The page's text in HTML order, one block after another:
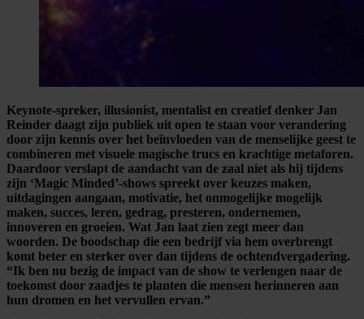
Keynote-spreker, illusionist, mentalist en creatief denker Jan
Reinder daagt zijn publiek uit open te staan voor verandering
door zijn kennis over het beïnvloeden van de menselijke geest te
combineren met visuele magische trucs en krachtige metaforen.
Daardoor verslapt de aandacht van de zaal niet als hij tijdens
zijn ‘Magic Minded’-shows spreekt over keuzes maken,
uitdagingen aangaan, motivatie, het onmogelijke mogelijk
maken, succes, leren, gedrag, presteren, ondernemen,
innoveren en groeien. Wat Jan laat zien zegt meer dan
woorden. De boodschap die een bedrijf via hem overbrengt
komt beter en sterker over dan tijdens de ochtendvergadering.
“Ik ben nu bezig de impact van de show te verlengen naar de
toekomst door zaadjes te planten die mensen herinneren aan
hun dromen en het vervullen ervan.”